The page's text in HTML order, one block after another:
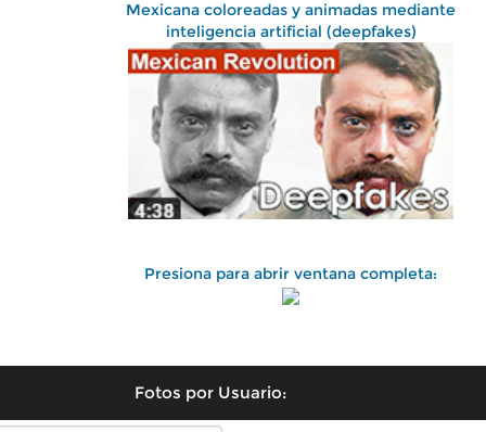
Mexicana coloreadas y animadas mediante
inteligencia artificial (deepfakes)
Presiona para abrir ventana completa:
Fotos por Usuario: